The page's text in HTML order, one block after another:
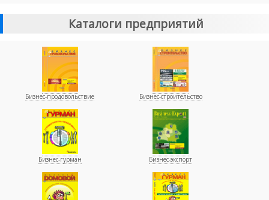
Каталоги предприятий
Бизнес-продовольствие Бизнес-строительство
Бизнес-гурман Бизнес-экспорт